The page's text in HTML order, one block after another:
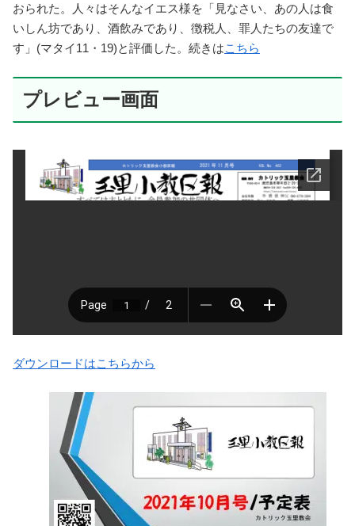
おられた。人々はそんなイエス様を「見なさい、あの人は食
いしん坊であり、酒飲みであり、徴税人、罪人たちの友達で
す」(マタイ11・19)と評価した。続きはこちら
プレビュー画面
ダウンロードはこちらから